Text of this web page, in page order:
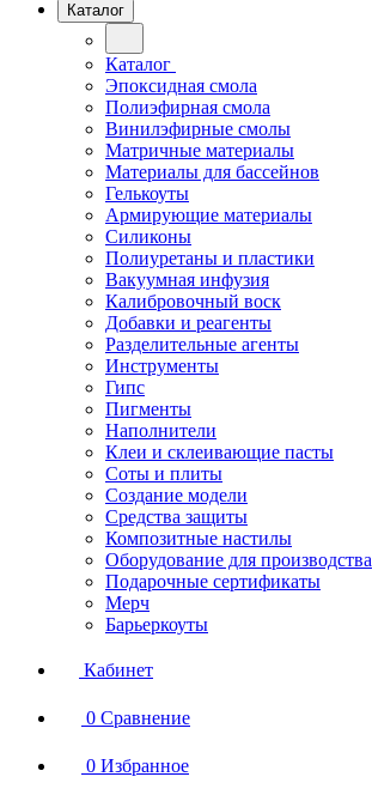
Каталог
Каталог
Эпоксидная смола
Полиэфирная смола
Винилэфирные смолы
Матричные материалы
Материалы для бассейнов
Гелькоуты
Армирующие материалы
Силиконы
Полиуретаны и пластики
Вакуумная инфузия
Калибровочный воск
Добавки и реагенты
Разделительные агенты
Инструменты
Гипс
Пигменты
Наполнители
Клеи и склеивающие пасты
Соты и плиты
Создание модели
Средства защиты
Композитные настилы
Оборудование для производства
Подарочные сертификаты
Мерч
Барьеркоуты
Кабинет
0 Сравнение
0 Избранное